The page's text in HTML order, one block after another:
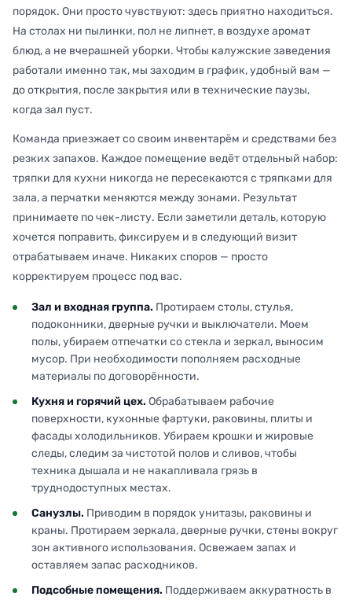
порядок. Они просто чувствуют: здесь приятно находиться.
На столах ни пылинки, пол не липнет, в воздухе аромат
блюд, а не вчерашней уборки. Чтобы калужские заведения
работали именно так, мы заходим в график, удобный вам —
до открытия, после закрытия или в технические паузы,
когда зал пуст.
Команда приезжает со своим инвентарём и средствами без
резких запахов. Каждое помещение ведёт отдельный набор:
тряпки для кухни никогда не пересекаются с тряпками для
зала, а перчатки меняются между зонами. Результат
принимаете по чек-листу. Если заметили деталь, которую
хочется поправить, фиксируем и в следующий визит
отрабатываем иначе. Никаких споров — просто
корректируем процесс под вас.
Зал и входная группа. Протираем столы, стулья,
подоконники, дверные ручки и выключатели. Моем
полы, убираем отпечатки со стекла и зеркал, выносим
мусор. При необходимости пополняем расходные
материалы по договорённости.
Кухня и горячий цех. Обрабатываем рабочие
поверхности, кухонные фартуки, раковины, плиты и
фасады холодильников. Убираем крошки и жировые
следы, следим за чистотой полов и сливов, чтобы
техника дышала и не накапливала грязь в
труднодоступных местах.
Санузлы. Приводим в порядок унитазы, раковины и
краны. Протираем зеркала, дверные ручки, стены вокруг
зон активного использования. Освежаем запах и
оставляем запас расходников.
Подсобные помещения. Поддерживаем аккуратность в